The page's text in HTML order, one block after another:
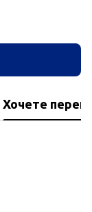
Хочете